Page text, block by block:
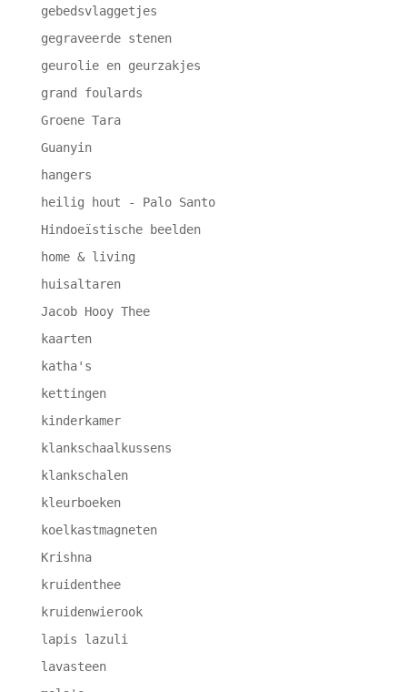
gebedsvlaggetjes
gegraveerde stenen
geurolie en geurzakjes
grand foulards
Groene Tara
Guanyin
hangers
heilig hout - Palo Santo
Hindoeïstische beelden
home & living
huisaltaren
Jacob Hooy Thee
kaarten
katha's
kettingen
kinderkamer
klankschaalkussens
klankschalen
kleurboeken
koelkastmagneten
Krishna
kruidenthee
kruidenwierook
lapis lazuli
lavasteen